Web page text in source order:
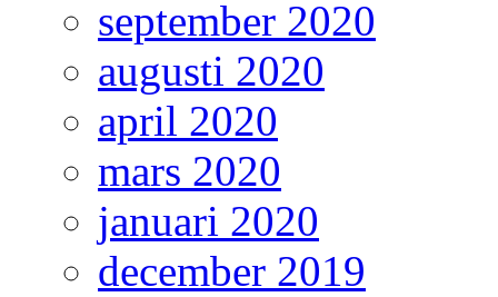
september 2020
augusti 2020
april 2020
mars 2020
januari 2020
december 2019